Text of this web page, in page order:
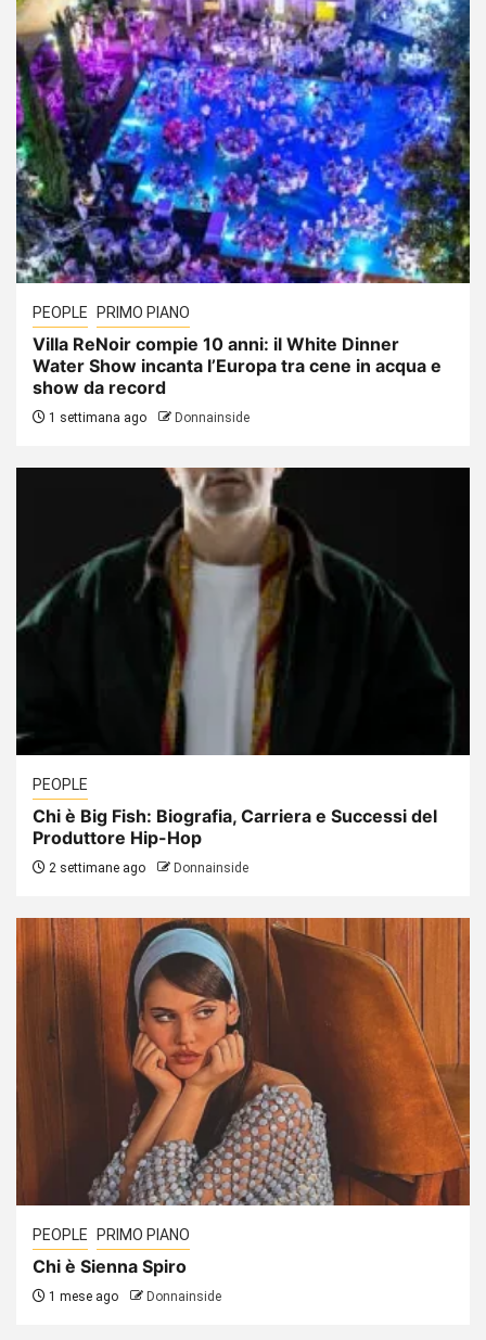
PEOPLE PRIMO PIANO
Villa ReNoir compie 10 anni: il White Dinner
Water Show incanta l’Europa tra cene in acqua e
show da record
1 settimana ago Donnainside
PEOPLE
Chi è Big Fish: Biografia, Carriera e Successi del
Produttore Hip-Hop
2 settimane ago Donnainside
PEOPLE PRIMO PIANO
Chi è Sienna Spiro
1 mese ago Donnainside